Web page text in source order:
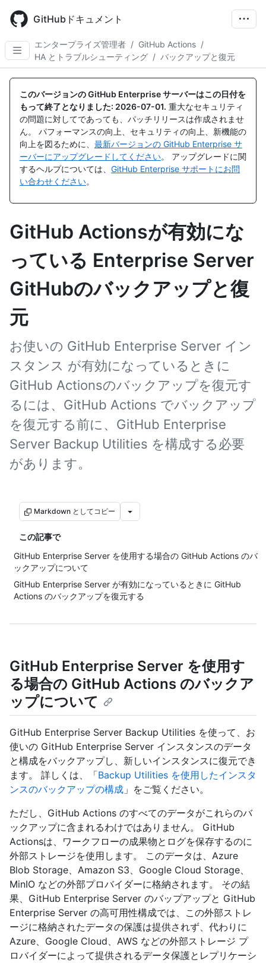
main
content
GitHubドキュメント
エンタープライズ管理者 / GitHub Actions /
HA とトラブルシューティング / バックアップと復元
このバージョンの GitHub Enterprise サーバーはこの日付を
もって終了となりました: 2026-07-01. 重大なセキュリティ
の問題に対してであっても、パッチリリースは作成されませ
ん。 パフォーマンスの向上、セキュリティの向上、新機能の
向上を図るために、 最新バージョンの GitHub Enterprise サ
ーバーにアップグレードしてください。 アップグレードに関
するヘルプについては、 GitHub Enterprise サポートにお問
い合わせください。
GitHub Actionsが有効にな
っている Enterprise Server
GitHubのバックアップと復
元
お使いの GitHub Enterprise Server イン
スタンス が有効になっているときに
GitHub Actionsのバックアップを復元す
るには、GitHub Actions でバックアップ
を復元する前に、GitHub Enterprise
Server Backup Utilities を構成する必要
があります。
Markdown としてコピー
この記事で
GitHub Enterprise Server を使用する場合の GitHub Actions のバ
ックアップについて
GitHub Enterprise Server が有効になっているときに GitHub
Actions のバックアップを復元する
GitHub Enterprise Server を使用す
る場合の GitHub Actions のバックア
ップについて
GitHub Enterprise Server Backup Utilities を使って、お
使いの GitHub Enterprise Server インスタンスのデータ
と構成をバックアップし、新しいインスタンスに復元でき
ます。 詳しくは、「Backup Utilities を使用したインスタ
ンスのバックアップの構成 」をご覧ください。
ただし、GitHub Actions のすべてのデータがこれらのバ
ックアップに含まれるわけではありません。 GitHub
Actionsは、ワークフローの成果物とログを保存するのに
外部ストレージを使用します。 このデータは、Azure
Blob Storage、Amazon S3、Google Cloud Storage、
MinIO などの外部プロバイダーに格納されます。 その結
果、GitHub Enterprise Server のバップアップと GitHub
Enterprise Server の高可用性構成では、この外部ストレ
ージに格納されたデータの保護は提供されず、代わりに
Azure、Google Cloud、AWS などの外部ストレージ プ
ロバイダーによって提供されるデータ保護とレプリケーシ